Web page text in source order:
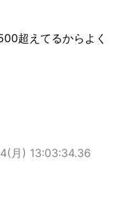
超えてるからよく
月) 13:03:34.36